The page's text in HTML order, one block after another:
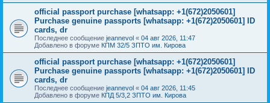
official passport purchase [whatsapp: +1(672)2050601]
Purchase genuine passports [whatsapp: +1(672)2050601] ID
cards, dr
Последнее сообщение jeannevol « 04 авг 2026, 11:47
Добавлено в форуме КПМ 32/5 ЗПТО им. Кирова
official passport purchase [whatsapp: +1(672)2050601]
Purchase genuine passports [whatsapp: +1(672)2050601] ID
cards, dr
Последнее сообщение jeannevol « 04 авг 2026, 11:45
Добавлено в форуме КПД 5/3,2 ЗПТО им. Кирова